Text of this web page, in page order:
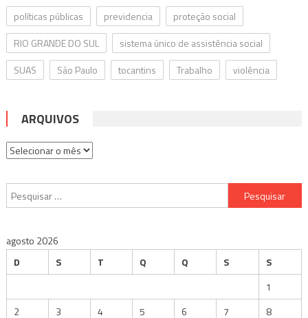
políticas públicas
previdencia
proteção social
RIO GRANDE DO SUL
sistema único de assistência social
SUAS
São Paulo tocantins Trabalho violência
ARQUIVOS
Arquivos
Pesquisar
por:
agosto 2026
D
S T Q Q S
S
1
2
3 4 5 6 7 8